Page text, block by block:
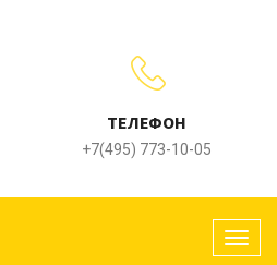
ТЕЛЕФОН
+7(495) 773-10-05